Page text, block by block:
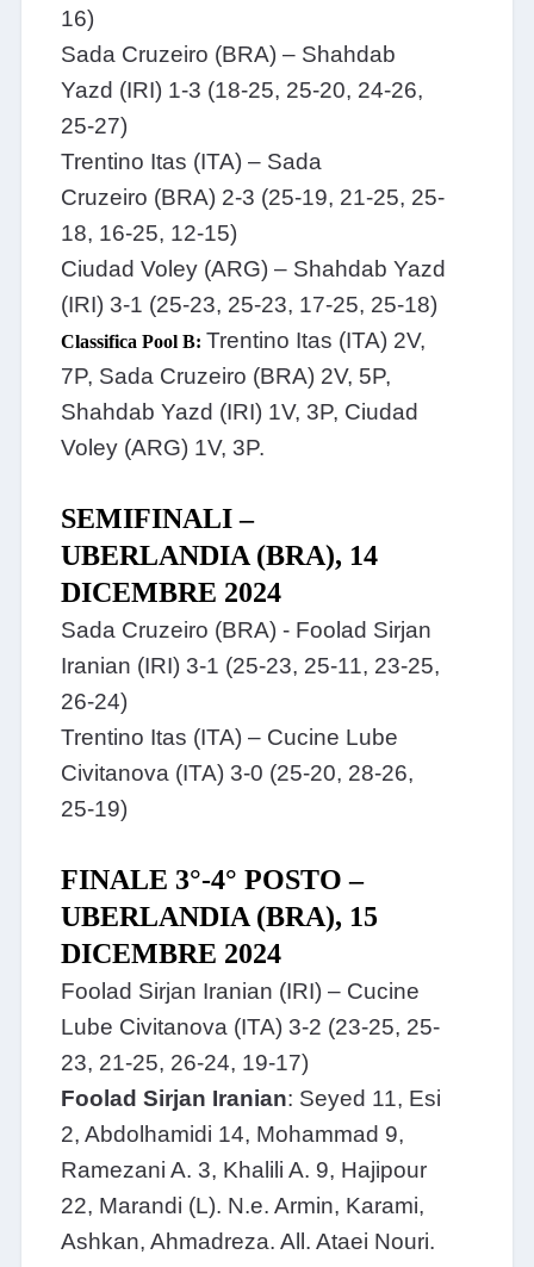
16)
Sada Cruzeiro (BRA) – Shahdab
Yazd (IRI) 1-3 (18-25, 25-20, 24-26,
25-27)
Trentino Itas (ITA) – Sada
Cruzeiro (BRA) 2-3 (25-19, 21-25, 25-
18, 16-25, 12-15)
Ciudad Voley (ARG) – Shahdab Yazd
(IRI) 3-1 (25-23, 25-23, 17-25, 25-18)
Classifica Pool B: Trentino Itas (ITA) 2V,
7P, Sada Cruzeiro (BRA) 2V, 5P,
Shahdab Yazd (IRI) 1V, 3P, Ciudad
Voley (ARG) 1V, 3P.
SEMIFINALI –
UBERLANDIA (BRA), 14
DICEMBRE 2024
Sada Cruzeiro (BRA) - Foolad Sirjan
Iranian (IRI) 3-1 (25-23, 25-11, 23-25,
26-24)
Trentino Itas (ITA) – Cucine Lube
Civitanova (ITA) 3-0 (25-20, 28-26,
25-19)
FINALE 3°-4° POSTO –
UBERLANDIA (BRA), 15
DICEMBRE 2024
Foolad Sirjan Iranian (IRI) – Cucine
Lube Civitanova (ITA) 3-2 (23-25, 25-
23, 21-25, 26-24, 19-17)
Foolad Sirjan Iranian: Seyed 11, Esi
2, Abdolhamidi 14, Mohammad 9,
Ramezani A. 3, Khalili A. 9, Hajipour
22, Marandi (L). N.e. Armin, Karami,
Ashkan, Ahmadreza. All. Ataei Nouri.